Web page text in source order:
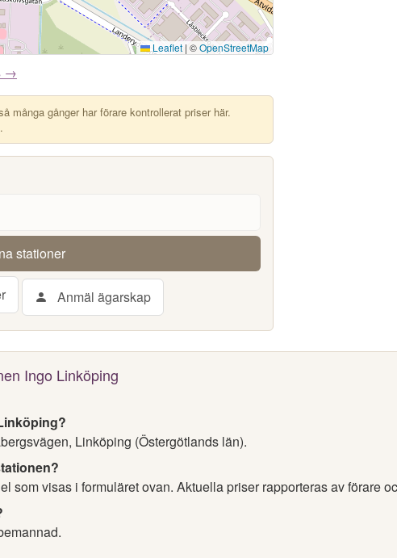
Leaflet | ©OpenStreetMap
→
många gånger har förare kontrollerat priser här.
stationer
Anmäl ägarskap
Ingo Linköping
Linköping (Östergötlands län).
som visas i formuläret ovan. Aktuella priser rapporteras av förare